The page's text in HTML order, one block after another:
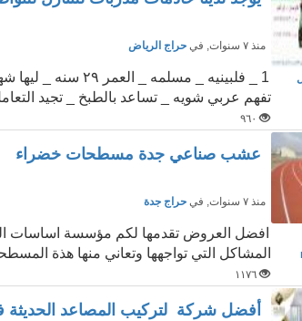
منذ ٧ سنوات , فيحراج الرياض
تفهم عربي شويه _ تساعد بالطبخ _ تجيد
٩٦٠
عشب صناعي جدة مسطحات خضراء
منذ ٧ سنوات , فيحراج جدة
افضل العروض تقدمها لكم مؤسسة اساسات
المشاكل التي تواجهها وتعاني منها هذة
١١٧٦
أفضل شركة لتركيب المصاعد الحديثة